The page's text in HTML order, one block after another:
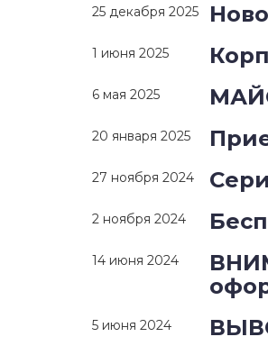
25 декабря 2025
1 июня 2025
6 мая 2025
20 января 2025
27 ноября 2024
2 ноября 2024
14 июня 2024
5 июня 2024